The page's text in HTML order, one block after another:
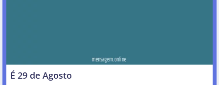
É 29 de Agosto